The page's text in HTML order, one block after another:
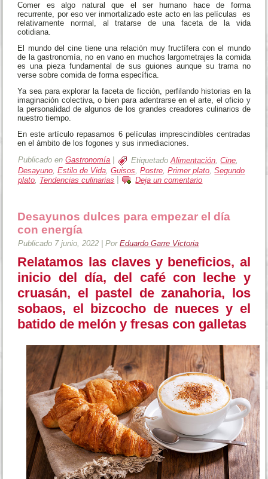
Comer es algo natural que el ser humano hace de forma
recurrente, por eso ver inmortalizado este acto en las películas es
relativamente normal, al tratarse de una faceta de la vida
cotidiana.
El mundo del cine tiene una relación muy fructífera con el mundo
de la gastronomía, no en vano en muchos largometrajes la comida
es una pieza fundamental de sus guiones aunque su trama no
verse sobre comida de forma específica.
Ya sea para explorar la faceta de ficción, perfilando historias en la
imaginación colectiva, o bien para adentrarse en el arte, el oficio y
la personalidad de algunos de los grandes creadores culinarios de
nuestro tiempo.
En este artículo repasamos 6 películas imprescindibles centradas
en el ámbito de los fogones y sus inmediaciones.
Publicado en Gastronomía Etiquetado Alimentación ,Cine
Desayuno,Estilo de Vida,Guisos,Postre,Primer plato,Segundo
plato Tendencias culinarias Deja un comentario
Desayunos dulces para empezar el día
con energía
Publicado 7 junio, 2022 |Por Eduardo Garre Victoria
Relatamos las claves y beneficios, al
inicio del día, del café con leche y
cruasán, el pastel de zanahoria, los
sobaos, el bizcocho de nueces y el
batido de melón y fresas con galletas